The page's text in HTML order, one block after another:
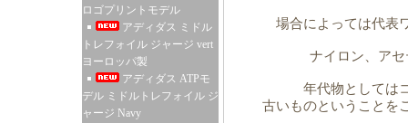
ロゴプリントモデル
アディダス ミドル
トレフォイル ジャージ vert
ヨーロッパ製
アディダス ATPモ
デル ミドルトレフォイル ジ
ャージ Navy
場合によっては代表
ナイロン、ア
年代物としては
古いものということを